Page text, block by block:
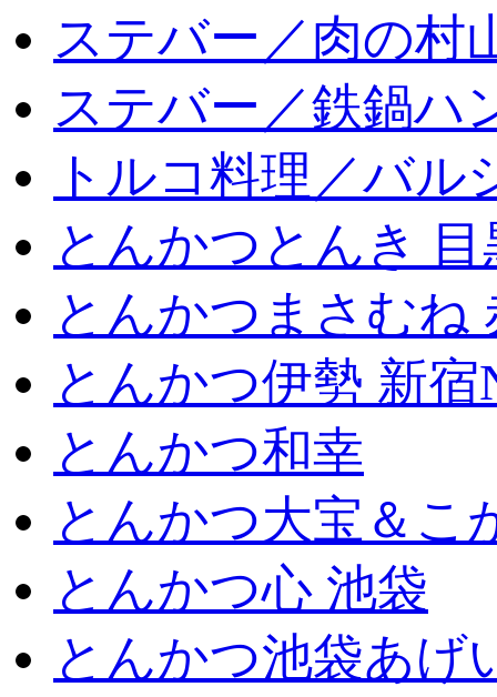
ステバー／肉の村
ステバー／鉄鍋ハ
トルコ料理／バル
とんかつとんき
とんかつまさむね
とんかつ伊勢 新宿
とんかつ和幸
とんかつ大宝＆こ
とんかつ心 池袋
とんかつ池袋あげ